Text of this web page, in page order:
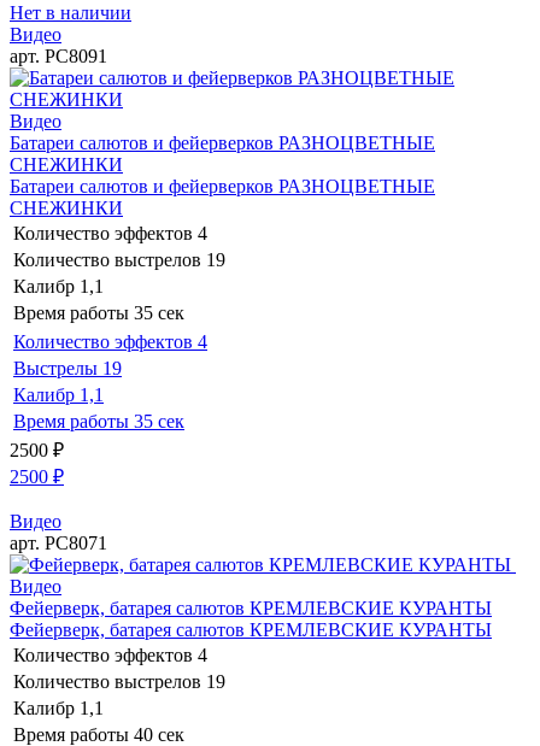
Нет в наличии
Видео
арт. РС8091
Видео
Батареи салютов и фейерверков РАЗНОЦВЕТНЫЕ
СНЕЖИНКИ
Батареи салютов и фейерверков РАЗНОЦВЕТНЫЕ
СНЕЖИНКИ
Количество эффектов 4
Количество выстрелов 19
Калибр 1,1
Время работы 35 сек
Количество эффектов 4
Выстрелы 19
Калибр 1,1
Время работы 35 сек
2500 ₽
2500 ₽
Видео
арт. РС8071
Видео
Фейерверк, батарея салютов КРЕМЛЕВСКИЕ КУРАНТЫ
Фейерверк, батарея салютов КРЕМЛЕВСКИЕ КУРАНТЫ
Количество эффектов 4
Количество выстрелов 19
Калибр 1,1
Время работы 40 сек